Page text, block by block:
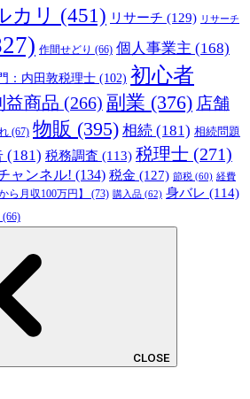
カリ (451) リサーチ (129) リサーチ
作間せどり (66) 個人事業主 (168)
：内田敦税理士 (102) 初心者
益商品 (266) 副業 (376) 店舗
(67) 物販 (395) 相続 (181) 相続問題
(181) 税務調査 (113) 税理士 (271)
ャンネル! (134) 税金 (127) 節税 (60) 経費
ら月収100万円】 (73) 購入品 (62) 身バレ (114)
(66)
CLOSE